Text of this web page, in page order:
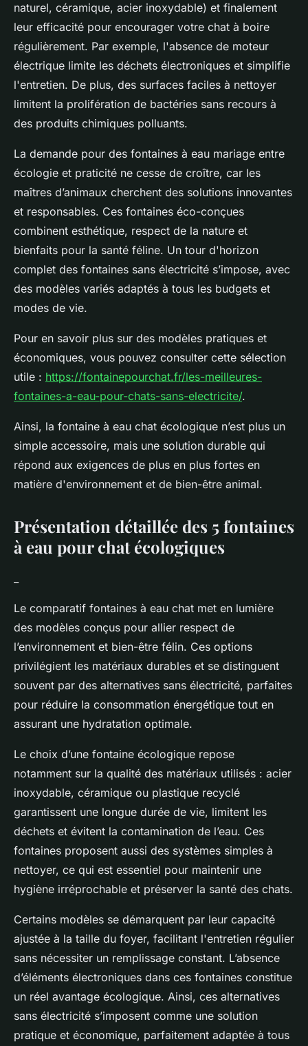
naturel, céramique, acier inoxydable) et finalement
leur efficacité pour encourager votre chat à boire
régulièrement. Par exemple, l'absence de moteur
électrique limite les déchets électroniques et simplifie
l'entretien. De plus, des surfaces faciles à nettoyer
limitent la prolifération de bactéries sans recours à
des produits chimiques polluants.
La demande pour des fontaines à eau mariage entre
écologie et praticité ne cesse de croître, car les
maîtres d’animaux cherchent des solutions innovantes
et responsables. Ces fontaines éco-conçues
combinent esthétique, respect de la nature et
bienfaits pour la santé féline. Un tour d'horizon
complet des fontaines sans électricité s’impose, avec
des modèles variés adaptés à tous les budgets et
modes de vie.
Pour en savoir plus sur des modèles pratiques et
économiques, vous pouvez consulter cette sélection
utile : https://fontainepourchat.fr/les-meilleures-
fontaines-a-eau-pour-chats-sans-electricite/.
Ainsi, la fontaine à eau chat écologique n’est plus un
simple accessoire, mais une solution durable qui
répond aux exigences de plus en plus fortes en
matière d'environnement et de bien-être animal.
Présentation détaillée des 5 fontaines
à eau pour chat écologiques
Le comparatif fontaines à eau chat met en lumière
des modèles conçus pour allier respect de
l’environnement et bien-être félin. Ces options
privilégient les matériaux durables et se distinguent
souvent par des alternatives sans électricité, parfaites
pour réduire la consommation énergétique tout en
assurant une hydratation optimale.
Le choix d’une fontaine écologique repose
notamment sur la qualité des matériaux utilisés : acier
inoxydable, céramique ou plastique recyclé
garantissent une longue durée de vie, limitent les
déchets et évitent la contamination de l’eau. Ces
fontaines proposent aussi des systèmes simples à
nettoyer, ce qui est essentiel pour maintenir une
hygiène irréprochable et préserver la santé des chats.
Certains modèles se démarquent par leur capacité
ajustée à la taille du foyer, facilitant l'entretien régulier
sans nécessiter un remplissage constant. L’absence
d’éléments électroniques dans ces fontaines constitue
un réel avantage écologique. Ainsi, ces alternatives
sans électricité s’imposent comme une solution
pratique et économique, parfaitement adaptée à tous